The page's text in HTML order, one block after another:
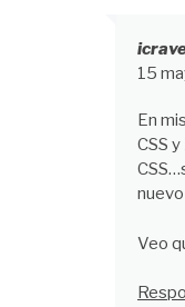
15
En
CSS
nuevo
Veo